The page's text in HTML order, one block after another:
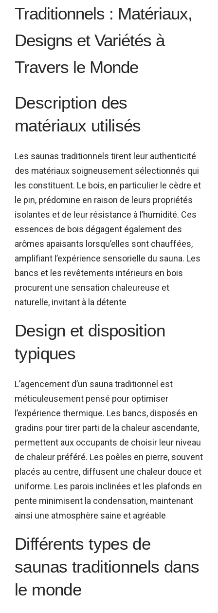
Traditionnels : Matériaux,
Designs et Variétés à
Travers le Monde
Description des
matériaux utilisés
Les saunas traditionnels tirent leur authenticité
des matériaux soigneusement sélectionnés qui
les constituent. Le bois, en particulier le cèdre et
le pin, prédomine en raison de leurs propriétés
isolantes et de leur résistance à l’humidité. Ces
essences de bois dégagent également des
arômes apaisants lorsqu’elles sont chauffées,
amplifiant l’expérience sensorielle du sauna. Les
bancs et les revêtements intérieurs en bois
procurent une sensation chaleureuse et
naturelle, invitant à la détente
Design et disposition
typiques
L’agencement d’un sauna traditionnel est
méticuleusement pensé pour optimiser
l’expérience thermique. Les bancs, disposés en
gradins pour tirer parti de la chaleur ascendante,
permettent aux occupants de choisir leur niveau
de chaleur préféré. Les poêles en pierre, souvent
placés au centre, diffusent une chaleur douce et
uniforme. Les parois inclinées et les plafonds en
pente minimisent la condensation, maintenant
ainsi une atmosphère saine et agréable
Différents types de
saunas traditionnels dans
le monde